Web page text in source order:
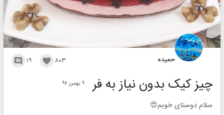
حمیده ۱۹  ۸۰۳ 
چیز کیک بدون نیاز به فر ۹ بهمن ۹۶
سلام دوستای خوبم😍